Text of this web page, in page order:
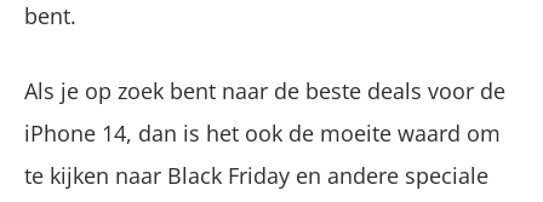
bent.
Als je op zoek bent naar de beste deals voor de
iPhone 14, dan is het ook de moeite waard om
te kijken naar Black Friday en andere speciale